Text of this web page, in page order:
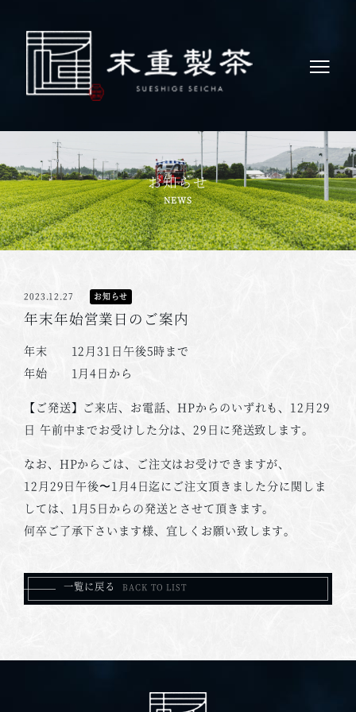
お知らせ
2023.12.27 お知らせ
年末年始営業日のご案内
年末 12月31日午後5時まで
年始 1月4日から
【ご発送】ご来店、お電話、HPからのいずれも、12月29
日 午前中までお受けした分は、29日に発送致します。
なお、HPからごは、ご注文はお受けできますが、
12月29日午後〜1月4日迄にご注文頂きました分に関しま
しては、1月5日からの発送とさせて頂きます。
何卒ご了承下さいます様、宜しくお願い致します。
一覧に戻る